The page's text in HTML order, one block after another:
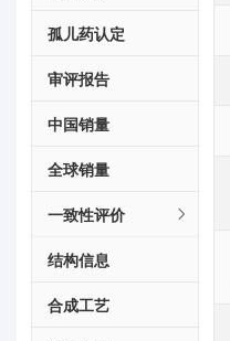
孤儿药认定
审评报告
中国销量
全球销量
一致性评价
结构信息
合成工艺